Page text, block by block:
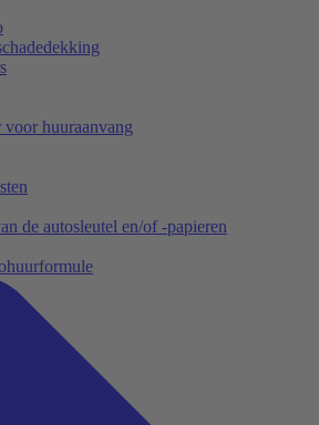
huuraanvang
de autosleutel en/of -papieren